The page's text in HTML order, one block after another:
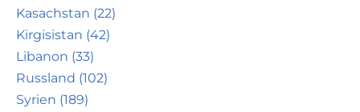
Kasachstan (22)
Kirgisistan (42)
Libanon (33)
Russland (102)
Syrien (189)